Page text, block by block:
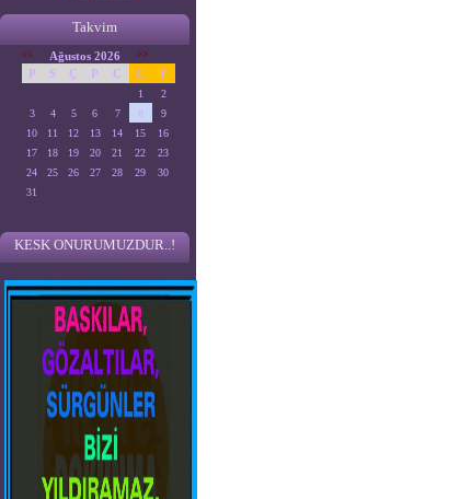
Takvim
<< Ağustos 2026 >>
P S Ç P C C P
1
2
3
4 5 6 7 8
9
10
11 12 13 14 15
16
17
18 19 20 21 22
23
24
25 26 27 28 29
30
31
KESK ONURUMUZDUR..!